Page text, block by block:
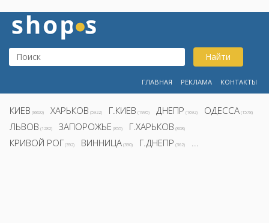
Найти
ГЛАВНАЯ РЕКЛАМА КОНТАКТЫ
КИЕВ (8800) ХАРЬКОВ (5922) Г.КИЕВ (1995) ДНЕПР (1692) ОДЕССА (1578)
ЛЬВОВ (1282) ЗАПОРОЖЬЕ (855) Г.ХАРЬКОВ (808)
КРИВОЙ РОГ (392) ВИННИЦА (390) Г.ДНЕПР (362) ...